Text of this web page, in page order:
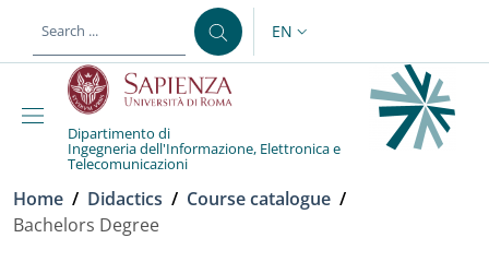
LANGUAGE SWITCHER:
EN
Dipartimento di
Ingegneria dell'Informazione, Elettronica e
Telecomunicazioni
Breadcrumb
Home / Didactics / Course catalogue /
Bachelors Degree